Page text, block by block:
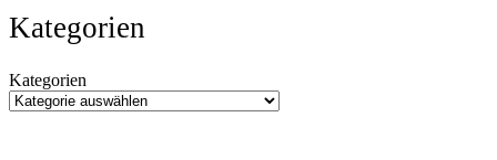
Kategorien
Kategorien